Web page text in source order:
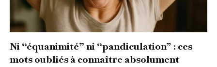
Ni “équanimité” ni “pandiculation” : ces
mots oubliés à connaître absolument